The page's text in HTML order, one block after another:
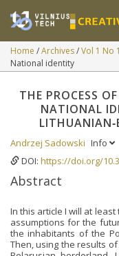
Home Archives Vol 1 No
National identity
THE PROCESS
NATIONAL
Andrzej Sadowski Info
DOI: https://doi.org/
Abstract
In this article I will at
assumptions for the
the inhabitants of the
Then, using the results